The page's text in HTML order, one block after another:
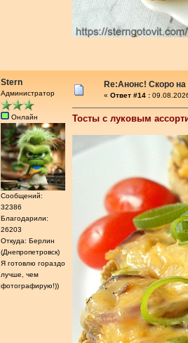
Stern
Администратор
Онлайн
Сообщений:
32386
Благодарили:
26203
Откуда: Берлин
(Днепропетровск)
Я готовлю гораздо
лучше, чем
фотографирую!))
Re:Анонс! Скоро
« Ответ #14 :
Тосты с луковым